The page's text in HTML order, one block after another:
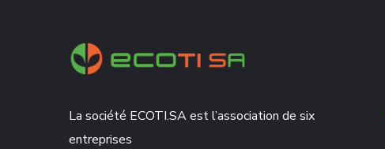
La société ECOTI.SA est l’association de six
entreprises